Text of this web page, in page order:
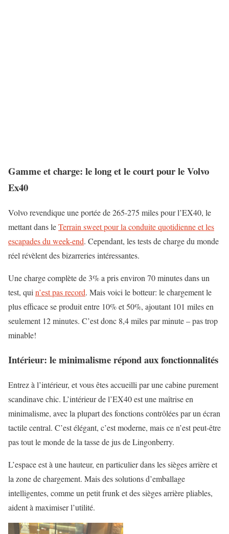
Gamme et charge: le long et le court pour le Volvo
Ex40
Volvo revendique une portée de 265-275 miles pour l’EX40, le
mettant dans leTerrain sweet pour la conduite quotidienne et les
escapades du week-end. Cependant, les tests de charge du monde
réel révèlent des bizarreries intéressantes.
Une charge complète de 3% a pris environ 70 minutes dans un
test, qui n’est pas record. Mais voici le botteur: le chargement le
plus efficace se produit entre 10% et 50%, ajoutant 101 miles en
seulement 12 minutes. C’est donc 8,4 miles par minute – pas trop
minable!
Intérieur: le minimalisme répond aux fonctionnalités
Entrez à l’intérieur, et vous êtes accueilli par une cabine purement
scandinave chic. L’intérieur de l’EX40 est une maîtrise en
minimalisme, avec la plupart des fonctions contrôlées par un écran
tactile central. C’est élégant, c’est moderne, mais ce n’est peut-être
pas tout le monde de la tasse de jus de Lingonberry.
L’espace est à une hauteur, en particulier dans les sièges arrière et
la zone de chargement. Mais des solutions d’emballage
intelligentes, comme un petit frunk et des sièges arrière pliables,
aident à maximiser l’utilité.